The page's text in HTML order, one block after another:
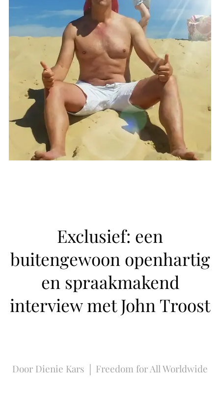
Exclusief: een
buitengewoon openhartig
en spraakmakend
interview met John Troost
Door Dienie Kars │ Freedom for All Worldwide